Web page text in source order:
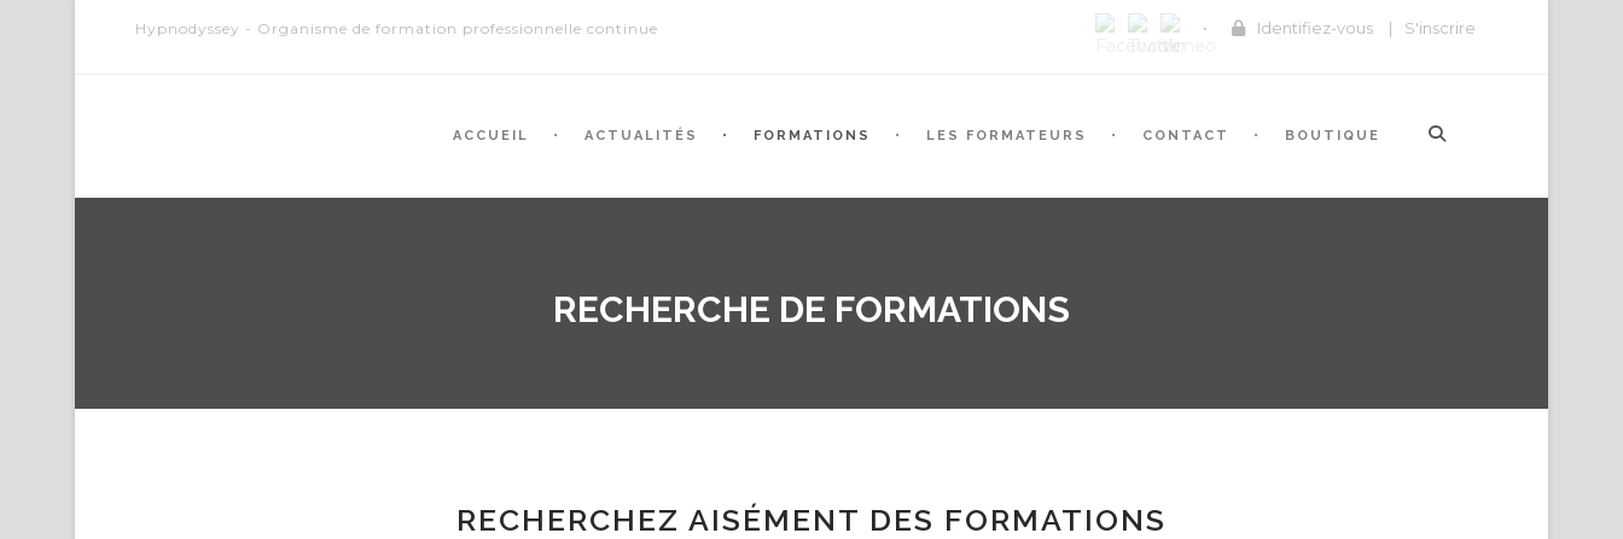
Hypnodyssey - Organisme de formation professionnelle continue Identifiez-vous | S'inscrire
ACCUEIL ACTUALITÉS FORMATIONS LES FORMATEURS CONTACT BOUTIQUE
RECHERCHE DE FORMATIONS
RECHERCHEZ AISÉMENT DES FORMATIONS